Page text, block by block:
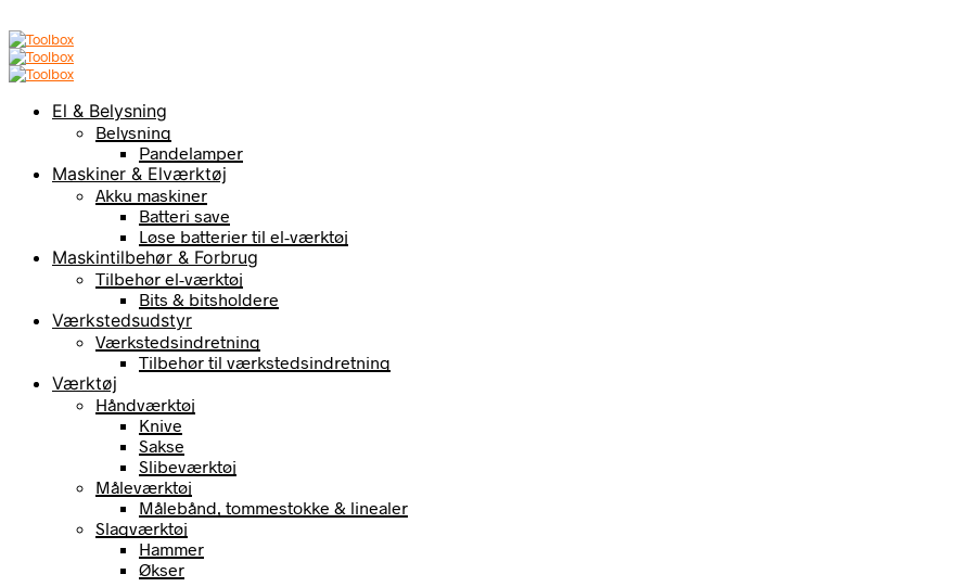
El & Belysning
Belysning
Pandelamper
Maskiner & Elværktøj
Akku maskiner
Batteri save
Løse batterier til el-værktøj
Maskintilbehør & Forbrug
Tilbehør el-værktøj
Bits & bitsholdere
Værkstedsudstyr
Værkstedsindretning
Tilbehør til værkstedsindretning
Værktøj
Håndværktøj
Knive
Sakse
Slibeværktøj
Måleværktøj
Målebånd, tommestokke & linealer
Slagværktøj
Hammer
Økser